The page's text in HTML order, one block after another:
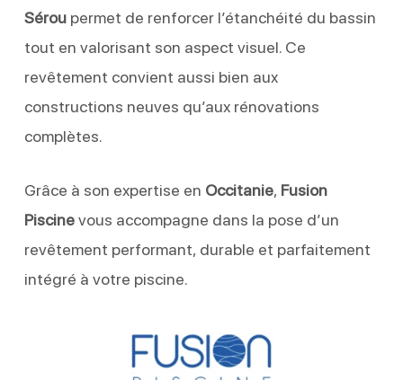
Séroupermet de renforcer l’étanchéité du bassin
tout en valorisant son aspect visuel. Ce
revêtement convient aussi bien aux
constructions neuves qu’aux rénovations
complètes.
Grâce à son expertise en Occitanie, Fusion
Piscinevous accompagne dans la pose d’un
revêtement performant, durable et parfaitement
intégré à votre piscine.